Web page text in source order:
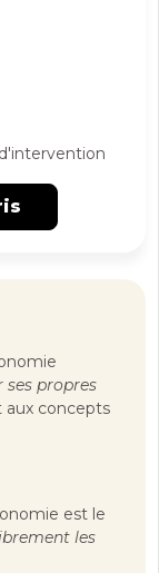
propres
aux concepts
est le
les